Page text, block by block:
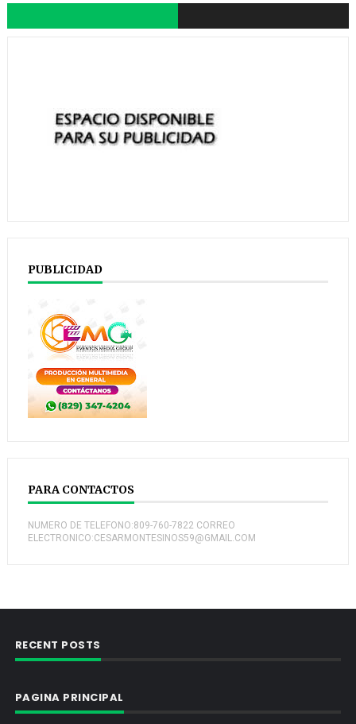
PUBLICIDAD
PARA CONTACTOS
NUMERO DE TELEFONO:809-760-7822 CORREO
ELECTRONICO:CESARMONTESINOS59@GMAIL.COM
RECENT POSTS
PAGINA PRINCIPAL